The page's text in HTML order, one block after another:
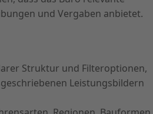
und Vergaben anbietet.
Struktur und Filteroptionen,
Leistungsbildern